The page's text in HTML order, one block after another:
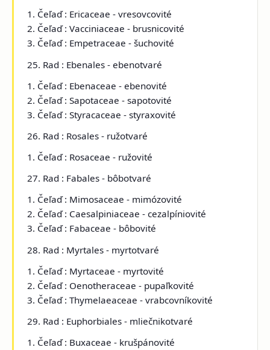
1. Čeľaď : Ericaceae - vresovcovité
2. Čeľaď : Vacciniaceae - brusnicovité
3. Čeľaď : Empetraceae - šuchovité
25. Rad : Ebenales - ebenotvaré
1. Čeľaď : Ebenaceae - ebenovité
2. Čeľaď : Sapotaceae - sapotovité
3. Čeľaď : Styracaceae - styraxovité
26. Rad : Rosales - ružotvaré
1. Čeľaď : Rosaceae - ružovité
27. Rad : Fabales - bôbotvaré
1. Čeľaď : Mimosaceae - mimózovité
2. Čeľaď : Caesalpiniaceae - cezalpíniovité
3. Čeľaď : Fabaceae - bôbovité
28. Rad : Myrtales - myrtotvaré
1. Čeľaď : Myrtaceae - myrtovité
2. Čeľaď : Oenotheraceae - pupaľkovité
3. Čeľaď : Thymelaeaceae - vrabcovníkovité
29. Rad : Euphorbiales - mliečnikotvaré
1. Čeľaď : Buxaceae - krušpánovité